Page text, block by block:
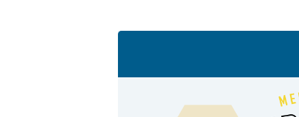
バルブと継手のきほん